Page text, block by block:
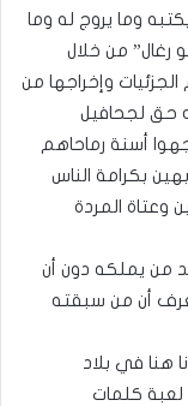
وما يروج له وما
رغال” من خلال
وإخراجها من
حق لجحافيل
أسنة رماحاهم
بكرامة الناس
وعتاة المردة
من يملكه دون أن
أن من سبقته
هنا في بلاد
لعبة كلمات